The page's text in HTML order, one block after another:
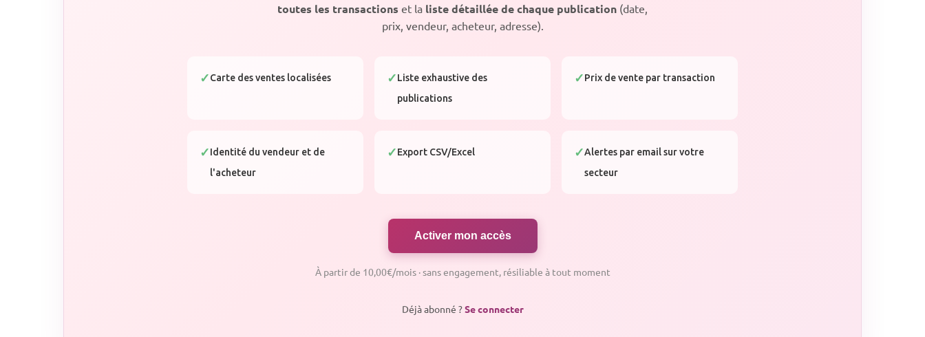
toutes les transactions et la liste détaillée de chaque publication (date,
prix, vendeur, acheteur, adresse).
Carte des ventes localisées
Liste exhaustive des
publications
Prix de vente par transaction
Identité du vendeur et de
l'acheteur
Export CSV/Excel
Alertes par email sur votre
secteur
Activer mon accès
À partir de 10,00€/mois · sans engagement, résiliable à tout moment
Déjà abonné ?Se connecter